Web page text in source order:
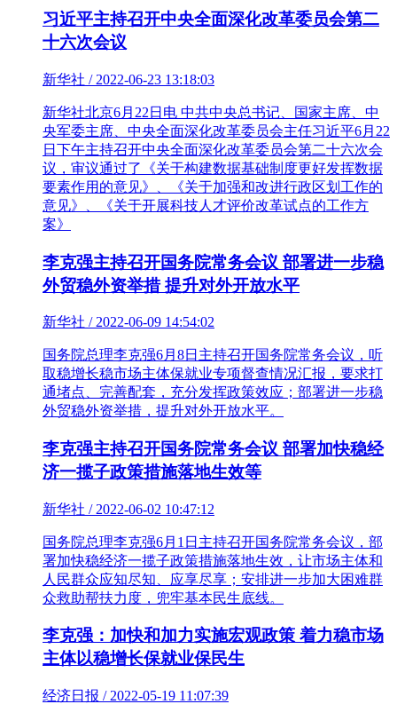
习近平主持召开中央全面深化改革委员会第二
十六次会议
新华社 / 2022-06-23 13:18:03
新华社北京6月22日电 中共中央总书记、国家主席、中
央军委主席、中央全面深化改革委员会主任习近平6月22
日下午主持召开中央全面深化改革委员会第二十六次会
议，审议通过了《关于构建数据基础制度更好发挥数据
要素作用的意见》、《关于加强和改进行政区划工作的
意见》、《关于开展科技人才评价改革试点的工作方
案》
李克强主持召开国务院常务会议 部署进一步稳
外贸稳外资举措 提升对外开放水平
新华社 / 2022-06-09 14:54:02
国务院总理李克强6月8日主持召开国务院常务会议，听
取稳增长稳市场主体保就业专项督查情况汇报，要求打
通堵点、完善配套，充分发挥政策效应；部署进一步稳
外贸稳外资举措，提升对外开放水平。
李克强主持召开国务院常务会议 部署加快稳经
济一揽子政策措施落地生效等
新华社 / 2022-06-02 10:47:12
国务院总理李克强6月1日主持召开国务院常务会议，部
署加快稳经济一揽子政策措施落地生效，让市场主体和
人民群众应知尽知、应享尽享；安排进一步加大困难群
众救助帮扶力度，兜牢基本民生底线。
李克强：加快和加力实施宏观政策 着力稳市场
主体以稳增长保就业保民生
经济日报 / 2022-05-19 11:07:39